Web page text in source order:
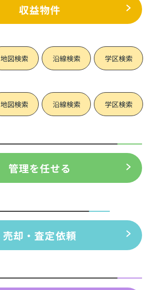
収益物件
地図検索 沿線検索 学区検索
地図検索 沿線検索 学区検索
管理を任せる
売却・査定依頼